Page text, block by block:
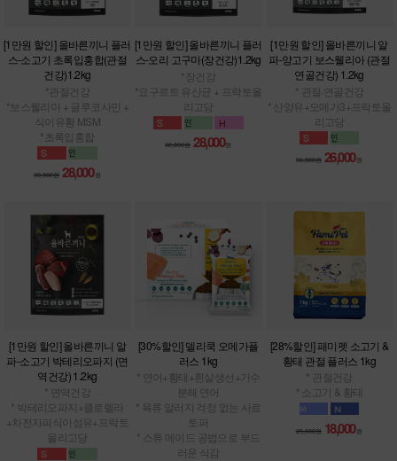
[1만원 할인] 올바른끼니 플러
스-소고기 초록입홍합(관절
건강)1.2kg
*관절건강
*보스웰리아 + 글루코사민 +
식이유황 MSM
*초록입홍합
38,000원 28,000원
[1만원 할인] 올바른끼니 플러
스-오리 고구마(장건강)1.2kg
*장건강
*요구르트 유산균 + 프락토올
리고당
38,000원 28,000원
[1만원 할인] 올바른끼니 알
파-양고기 보스웰리아 (관절
연골건강) 1.2kg
* 관절·연골건강
* 산양유+오메가3+프락토올
리고당
36,000원 26,000 원
[1만원 할인] 올바른끼니 알
파-소고기 박테리오파지 (면
역건강) 1.2kg
* 면역건강
* 박테리오파지+클로렐라
+차전자피식이섬유+프락토
올리고당
[30%할인] 델리쿡 오메가플
러스 1kg
* 연어+황태+흰살생선+가수
분해 연어
* 육류 알러지 걱정 없는 사료
토퍼
* 스튜 메이드 공법으로 부드
러운 식감
[28%할인] 패미펫 소고기 &
황태 관절 플러스 1kg
* 관절건강
* 소고기 & 황태
25,000원 18,000 원